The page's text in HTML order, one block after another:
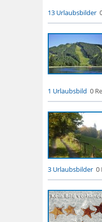
13 Urlaubsbilder
1 Urlaubsbild 0
3 Urlaubsbilder 0